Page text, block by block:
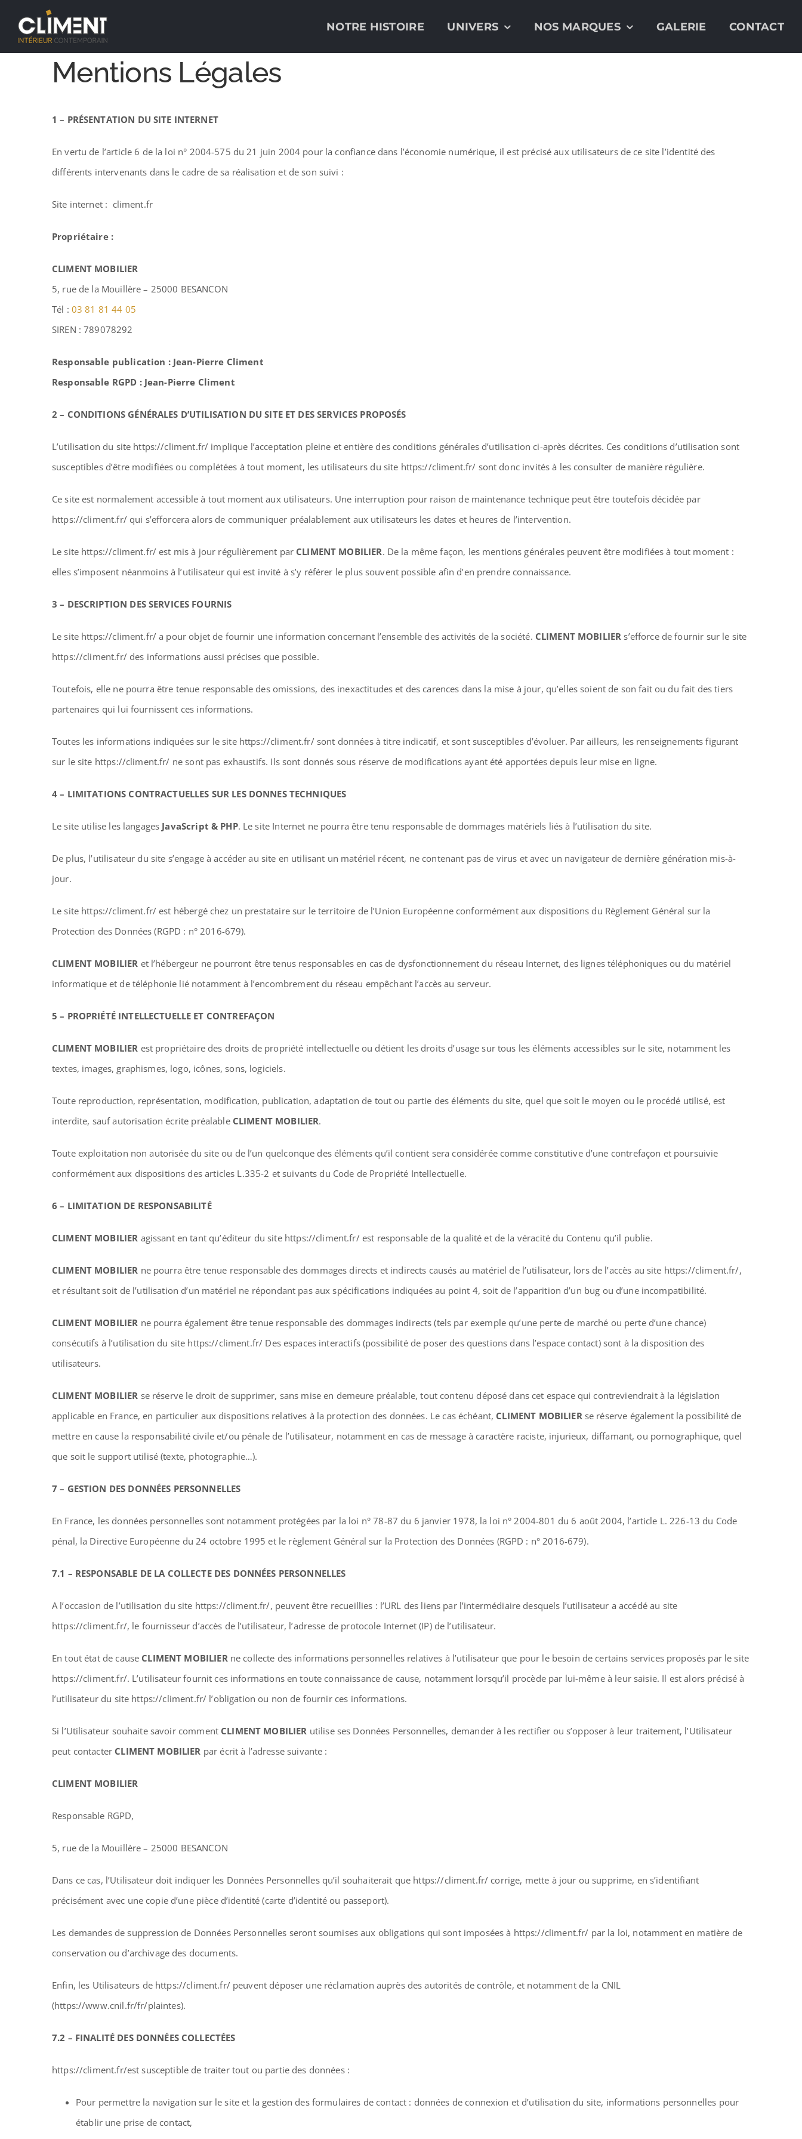
contenu
NOTRE HISTOIRE UNIVERS NOS MARQUES GALERIE CONTACT
Mentions Légales
1 – PRÉSENTATION DU SITE INTERNET
En vertu de l’article 6 de la loi n° 2004-575 du 21 juin 2004 pour la confiance dans l’économie numérique, il est précisé aux utilisateurs de ce site l’identité des
différents intervenants dans le cadre de sa réalisation et de son suivi :
Site internet : climent.fr
Propriétaire :
CLIMENT MOBILIER
5, rue de la Mouillère – 25000 BESANCON
Tél : 03 81 81 44 05
SIREN : 789078292
Responsable publication : Jean-Pierre Climent
Responsable RGPD : Jean-Pierre Climent
2 – CONDITIONS GÉNÉRALES D’UTILISATION DU SITE ET DES SERVICES PROPOSÉS
L’utilisation du site https://climent.fr/ implique l’acceptation pleine et entière des conditions générales d’utilisation ci-après décrites. Ces conditions d’utilisation sont
susceptibles d’être modifiées ou complétées à tout moment, les utilisateurs du site https://climent.fr/ sont donc invités à les consulter de manière régulière.
Ce site est normalement accessible à tout moment aux utilisateurs. Une interruption pour raison de maintenance technique peut être toutefois décidée par
https://climent.fr/ qui s’efforcera alors de communiquer préalablement aux utilisateurs les dates et heures de l’intervention.
Le site https://climent.fr/ est mis à jour régulièrement par CLIMENT MOBILIER. De la même façon, les mentions générales peuvent être modifiées à tout moment :
elles s’imposent néanmoins à l’utilisateur qui est invité à s’y référer le plus souvent possible afin d’en prendre connaissance.
3 – DESCRIPTION DES SERVICES FOURNIS
Le site https://climent.fr/ a pour objet de fournir une information concernant l’ensemble des activités de la société. CLIMENT MOBILIER s’efforce de fournir sur le site
https://climent.fr/ des informations aussi précises que possible.
Toutefois, elle ne pourra être tenue responsable des omissions, des inexactitudes et des carences dans la mise à jour, qu’elles soient de son fait ou du fait des tiers
partenaires qui lui fournissent ces informations.
Toutes les informations indiquées sur le site https://climent.fr/ sont données à titre indicatif, et sont susceptibles d’évoluer. Par ailleurs, les renseignements figurant
sur le site https://climent.fr/ ne sont pas exhaustifs. Ils sont donnés sous réserve de modifications ayant été apportées depuis leur mise en ligne.
4 – LIMITATIONS CONTRACTUELLES SUR LES DONNES TECHNIQUES
Le site utilise les langages JavaScript & PHP. Le site Internet ne pourra être tenu responsable de dommages matériels liés à l’utilisation du site.
De plus, l’utilisateur du site s’engage à accéder au site en utilisant un matériel récent, ne contenant pas de virus et avec un navigateur de dernière génération mis-à-
jour.
Le site https://climent.fr/ est hébergé chez un prestataire sur le territoire de l’Union Européenne conformément aux dispositions du Règlement Général sur la
Protection des Données (RGPD : n° 2016-679).
CLIMENT MOBILIER et l’hébergeur ne pourront être tenus responsables en cas de dysfonctionnement du réseau Internet, des lignes téléphoniques ou du matériel
informatique et de téléphonie lié notamment à l’encombrement du réseau empêchant l’accès au serveur.
5 – PROPRIÉTÉ INTELLECTUELLE ET CONTREFAÇON
CLIMENT MOBILIER est propriétaire des droits de propriété intellectuelle ou détient les droits d’usage sur tous les éléments accessibles sur le site, notamment les
textes, images, graphismes, logo, icônes, sons, logiciels.
Toute reproduction, représentation, modification, publication, adaptation de tout ou partie des éléments du site, quel que soit le moyen ou le procédé utilisé, est
interdite, sauf autorisation écrite préalable CLIMENT MOBILIER.
Toute exploitation non autorisée du site ou de l’un quelconque des éléments qu’il contient sera considérée comme constitutive d’une contrefaçon et poursuivie
conformément aux dispositions des articles L.335-2 et suivants du Code de Propriété Intellectuelle.
6 – LIMITATION DE RESPONSABILITÉ
CLIMENT MOBILIER agissant en tant qu’éditeur du site https://climent.fr/ est responsable de la qualité et de la véracité du Contenu qu’il publie.
CLIMENT MOBILIER ne pourra être tenue responsable des dommages directs et indirects causés au matériel de l’utilisateur, lors de l’accès au site https://climent.fr/,
et résultant soit de l’utilisation d’un matériel ne répondant pas aux spécifications indiquées au point 4, soit de l’apparition d’un bug ou d’une incompatibilité.
CLIMENT MOBILIER ne pourra également être tenue responsable des dommages indirects (tels par exemple qu’une perte de marché ou perte d’une chance)
consécutifs à l’utilisation du site https://climent.fr/ Des espaces interactifs (possibilité de poser des questions dans l’espace contact) sont à la disposition des
utilisateurs.
CLIMENT MOBILIER se réserve le droit de supprimer, sans mise en demeure préalable, tout contenu déposé dans cet espace qui contreviendrait à la législation
applicable en France, en particulier aux dispositions relatives à la protection des données. Le cas échéant, CLIMENT MOBILIERse réserve également la possibilité de
mettre en cause la responsabilité civile et/ou pénale de l’utilisateur, notamment en cas de message à caractère raciste, injurieux, diffamant, ou pornographique, quel
que soit le support utilisé (texte, photographie…).
7 – GESTION DES DONNÉES PERSONNELLES
En France, les données personnelles sont notamment protégées par la loi n° 78-87 du 6 janvier 1978, la loi n° 2004-801 du 6 août 2004, l’article L. 226-13 du Code
pénal, la Directive Européenne du 24 octobre 1995 et le règlement Général sur la Protection des Données (RGPD : n° 2016-679).
7.1 – RESPONSABLE DE LA COLLECTE DES DONNÉES PERSONNELLES
A l’occasion de l’utilisation du site https://climent.fr/, peuvent être recueillies : l’URL des liens par l’intermédiaire desquels l’utilisateur a accédé au site
https://climent.fr/, le fournisseur d’accès de l’utilisateur, l’adresse de protocole Internet (IP) de l’utilisateur.
En tout état de cause CLIMENT MOBILIERne collecte des informations personnelles relatives à l’utilisateur que pour le besoin de certains services proposés par le site
https://climent.fr/. L’utilisateur fournit ces informations en toute connaissance de cause, notamment lorsqu’il procède par lui-même à leur saisie. Il est alors précisé à
l’utilisateur du site https://climent.fr/ l’obligation ou non de fournir ces informations.
Si l’Utilisateur souhaite savoir comment CLIMENT MOBILIER utilise ses Données Personnelles, demander à les rectifier ou s’opposer à leur traitement, l’Utilisateur
peut contacter CLIMENT MOBILIER par écrit à l’adresse suivante :
CLIMENT MOBILIER
Responsable RGPD,
5, rue de la Mouillère – 25000 BESANCON
Dans ce cas, l’Utilisateur doit indiquer les Données Personnelles qu’il souhaiterait que https://climent.fr/ corrige, mette à jour ou supprime, en s’identifiant
précisément avec une copie d’une pièce d’identité (carte d’identité ou passeport).
Les demandes de suppression de Données Personnelles seront soumises aux obligations qui sont imposées à https://climent.fr/ par la loi, notamment en matière de
conservation ou d’archivage des documents.
Enfin, les Utilisateurs de https://climent.fr/ peuvent déposer une réclamation auprès des autorités de contrôle, et notamment de la CNIL
(https://www.cnil.fr/fr/plaintes).
7.2 – FINALITÉ DES DONNÉES COLLECTÉES
https://climent.fr/est susceptible de traiter tout ou partie des données :
Pour permettre la navigation sur le site et la gestion des formulaires de contact : données de connexion et d’utilisation du site, informations personnelles pour
établir une prise de contact,